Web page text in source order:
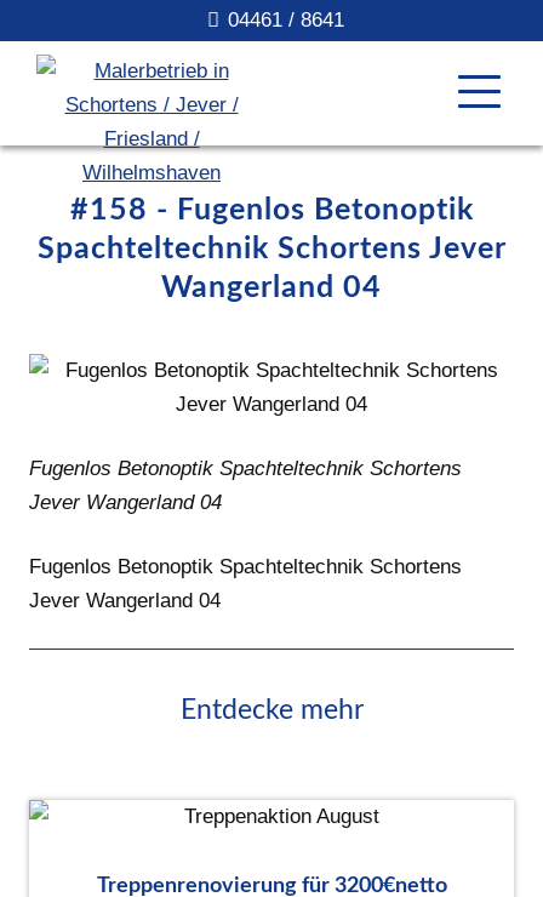
04461 / 8641
#158 - Fugenlos Betonoptik
Spachteltechnik Schortens Jever
Wangerland 04
Fugenlos Betonoptik Spachteltechnik Schortens
Jever Wangerland 04
Fugenlos Betonoptik Spachteltechnik Schortens
Jever Wangerland 04
Entdecke mehr
Treppenrenovierung für 3200€netto